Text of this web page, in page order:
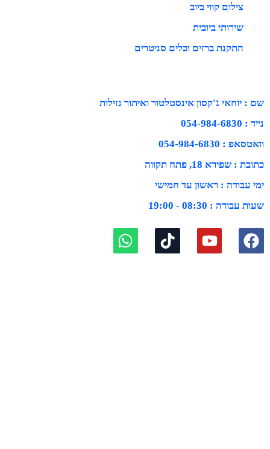
צילום קווי ביוב
שירותי ביובית
התקנת ברזים וכלים סניטרים
שם : יוחאי ג'קסון אינסטלטור ואיתור נזילות
נייד : 054-984-6830
וואטסאפ : 054-984-6830
כתובת : שפירא 18, פתח תקווה
ימי עבודה : ראשון עד חמישי
שעות עבודה : 08:30 - 19:00